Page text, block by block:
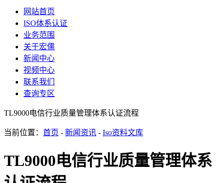
网站首页
ISO体系认证
业务范围
关于宏儒
新闻中心
视频中心
联系我们
查询专区
TL9000电信行业质量管理体系认证流程
当前位置： 首页 - 新闻资讯 - Iso资料文库
TL9000电信行业质量管理体系